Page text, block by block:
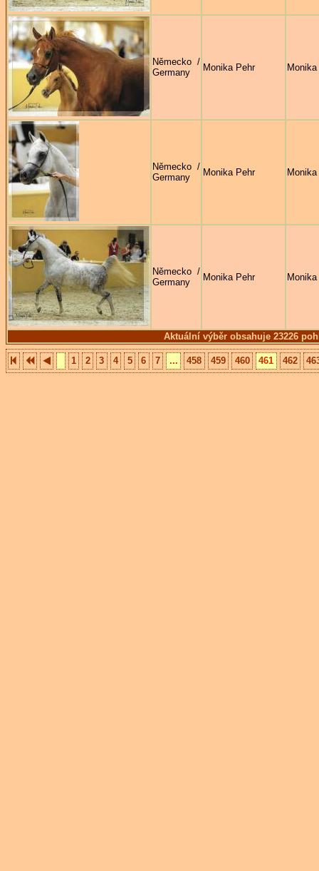
Aktuální výběr obsahuje 23226
Německo /
Germany
Monika Pehr
Německo /
Germany
Monika Pehr
Německo /
Germany
Monika Pehr
1 2 3 4 5 6 7 ... 458 459 460 461 462